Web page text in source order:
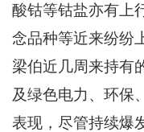
酸钴等钴盐亦有上
念品种等近来纷纷
梁伯近几周来持有
及绿色电力、环保
表现，尽管持续爆